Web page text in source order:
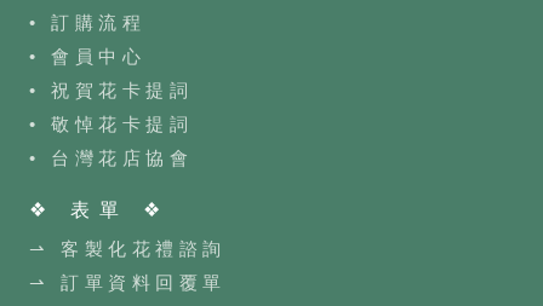
• 訂購流程
• 會員中心
• 祝賀花卡提詞
• 敬悼花卡提詞
• 台灣花店協會
❖ 表單 ❖
⇀ 客製化花禮諮詢
⇀ 訂單資料回覆單